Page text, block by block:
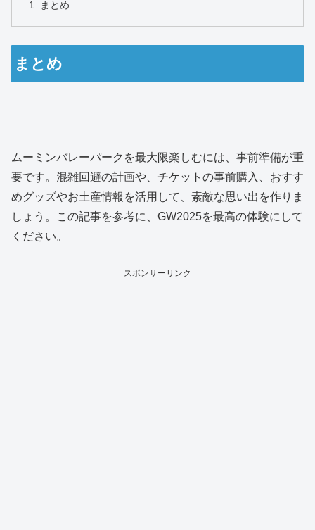
まとめ
まとめ
ムーミンバレーパークを最大限楽しむには、事前準備が重
要です。混雑回避の計画や、チケットの事前購入、おすす
めグッズやお土産情報を活用して、素敵な思い出を作りま
しょう。この記事を参考に、GW2025を最高の体験にして
ください。
スポンサーリンク